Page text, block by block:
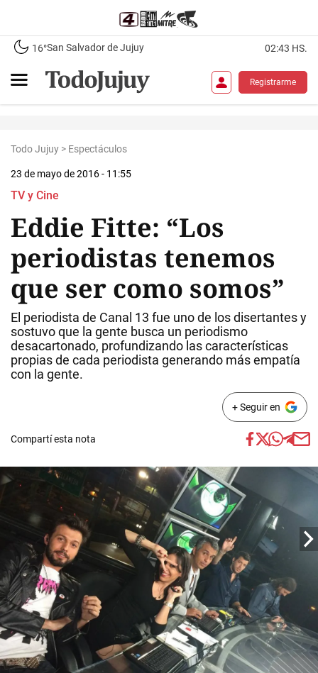
16°San Salvador de Jujuy 02:43 HS.
Registrarme
Todo Jujuy > Espectáculos
23 de mayo de 2016 - 11:55
TV y Cine
Eddie Fitte: “Los
periodistas tenemos
que ser como somos”
El periodista de Canal 13 fue uno de los disertantes y
sostuvo que la gente busca un periodismo
desacartonado, profundizando las características
propias de cada periodista generando más empatía
con la gente.
+ Seguir en
Compartí esta nota